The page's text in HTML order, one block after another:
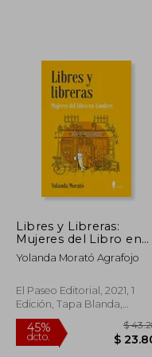
$ 31.93 dcto.
Libres y Libreras:
Mujeres del Libro en
Londres
Yolanda Morató Agrafojo
El Paseo Editorial, 2021, 1
Edición, Tapa Blanda,
Nuevo